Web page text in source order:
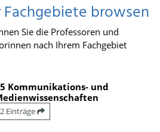
Fachgebiete browsen
Sie die Professoren und
nach Ihrem Fachgebiet
Kommunikations- und
2 Einträge